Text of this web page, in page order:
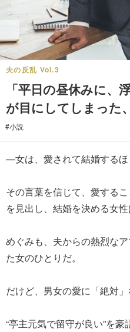
夫の反乱 Vol.3
「平日の昼休みに
が目にしてしまった
#小説
—女は、愛されて結婚するほ
その言葉を信じて、愛する
を見出し、結婚を決める女性
めぐみも、夫からの熱烈な
た女のひとりだ。
だけど、男女の愛に「絶対」
“亭主元気で留守が良い”を